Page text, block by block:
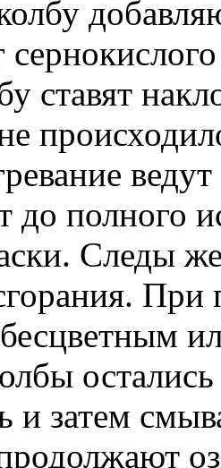
ставят
полного
Следы
При
и затем